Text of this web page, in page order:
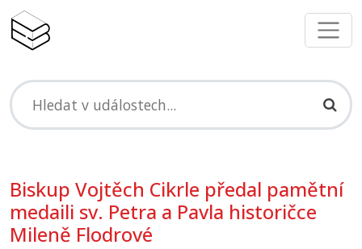
Biskup Vojtěch Cikrle předal pamětní
medaili sv. Petra a Pavla historičce
Mileně Flodrové